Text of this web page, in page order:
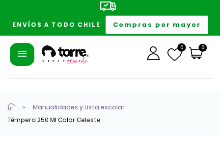
ENVÍOS A TODO CHILE Compras por mayor
0 0
Manualidades y Lista escolar
Témpera 250 Ml Color Celeste